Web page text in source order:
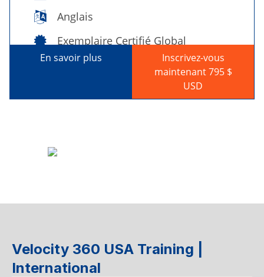
Anglais
Exemplaire Certifié Global
En savoir plus
Inscrivez-vous
maintenant 795 $
USD
Velocity 360 USA Training |
International